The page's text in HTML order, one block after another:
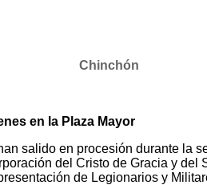
Chinchón
en la Plaza Mayor
salido en procesión durante la
del Cristo de Gracia y del
de Legionarios y